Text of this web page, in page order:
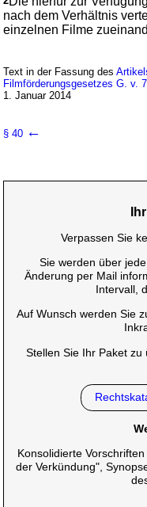
nach dem Verhältnis
einzelnen Filme
Text in der Fassung des
Filmförderungsgesetzes G. v.
1. Januar 2014
§ 40 ←
Verpassen Sie
Sie werden über
Änderung per Mail
Intervall,
Auf Wunsch werden Sie
Stellen Sie Ihr Paket
Konsolidierte
der Verkündung",